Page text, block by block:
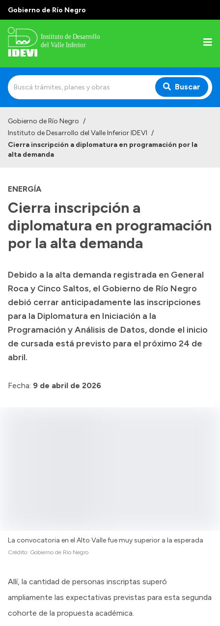
Gobierno de Río Negro
Buscar
Institucional
Normativa
Historia
Gobierno de Río Negro /
Instituto de Desarrollo del Valle Inferior IDEVI /
Cierra inscripción a diplomatura en programación por la
alta demanda
ENERGÍA
Cierra inscripción a
diplomatura en programación
por la alta demanda
Debido a la alta demanda registrada en General
Roca y Cinco Saltos, el Gobierno de Río Negro
debió cerrar anticipadamente las inscripciones
para la Diplomatura en Iniciación a la
Programación y Análisis de Datos, donde el inicio
de cursada está previsto para el próximo 24 de
abril.
Fecha: 9 de abril de 2026
La convocatoria en el Alto Valle fue muy superior a la esperada
Crédito: Gobierno de Río Negro
Allí, la cantidad de personas inscriptas superó
ampliamente las expectativas previstas para esta segunda
cohorte de la propuesta académica.